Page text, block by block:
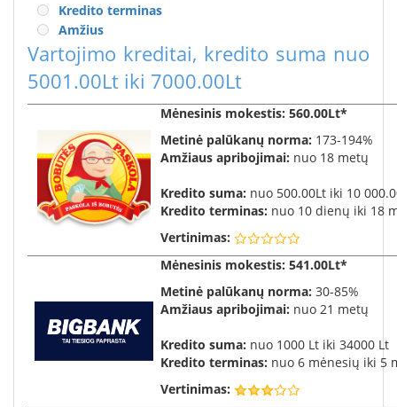
Kredito terminas
Amžius
Vartojimo kreditai, kredito suma nuo
5001.00Lt iki 7000.00Lt
Mėnesinis mokestis: 560.00Lt*
Metinė palūkanų norma: 173-194%
Amžiaus apribojimai: nuo 18 metų
Kredito suma: nuo 500.00Lt iki 10
Kredito terminas: nuo 10 dienų iki 18
Vertinimas:
Mėnesinis mokestis: 541.00Lt*
Metinė palūkanų norma: 30-85%
Amžiaus apribojimai: nuo 21 metų
Kredito suma: nuo 1000 Lt iki 34000 Lt
Kredito terminas: nuo 6 mėnesių iki 5
Vertinimas: